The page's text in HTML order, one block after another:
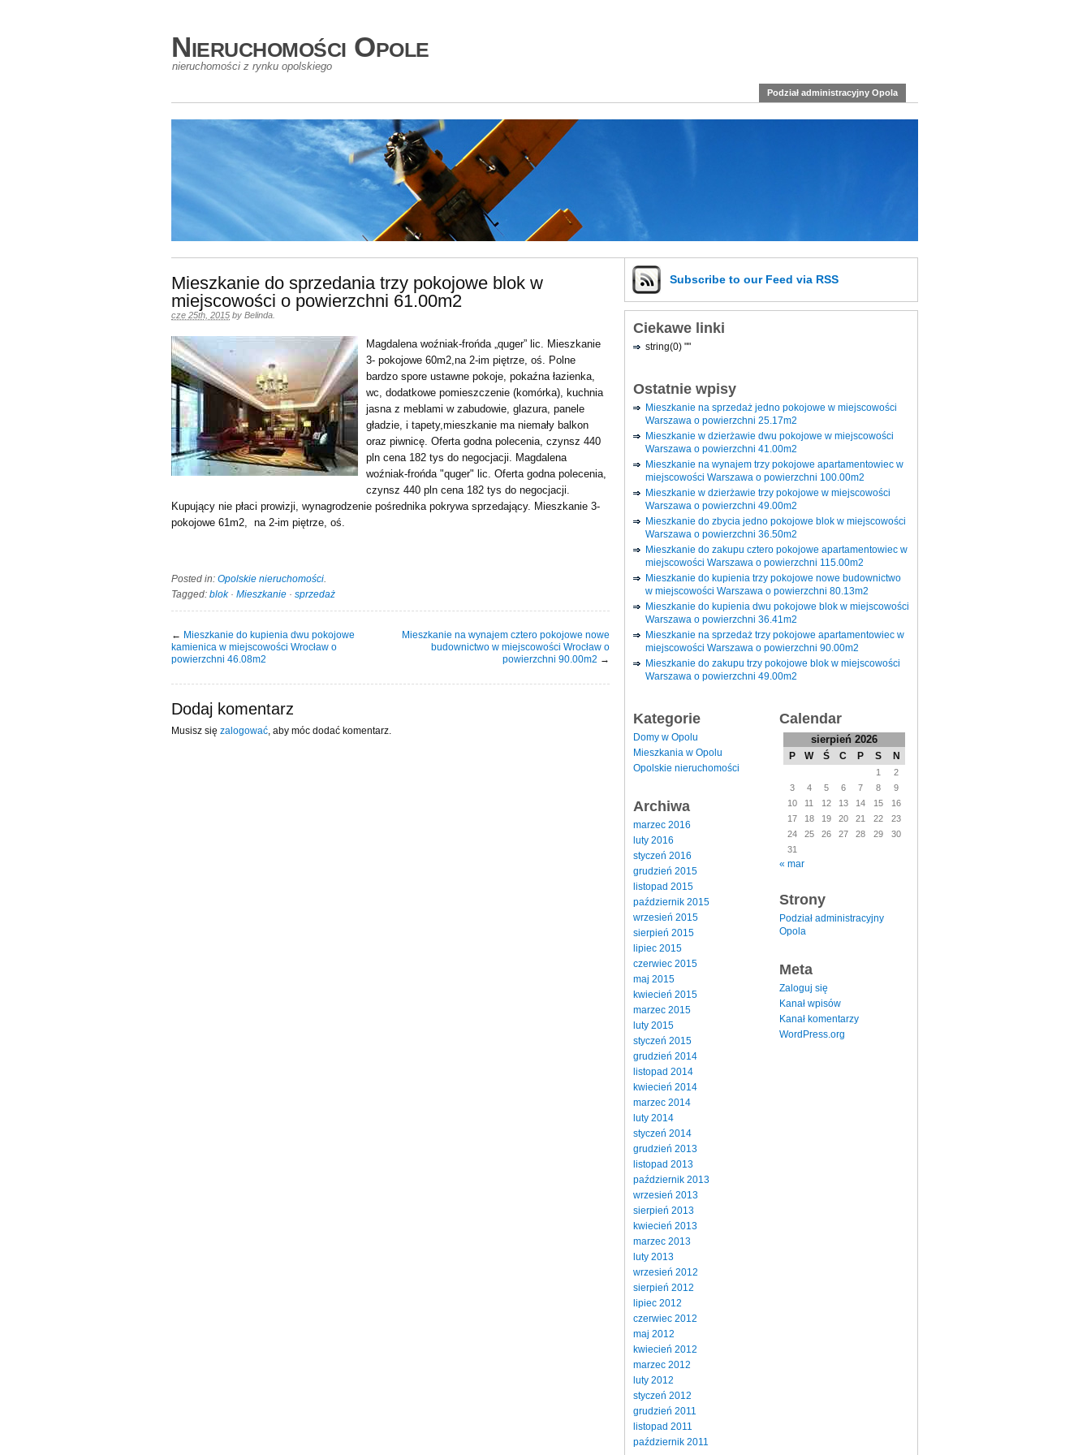
Nieruchomości Opole
nieruchomości z rynku opolskiego
Podział administracyjny Opola
Mieszkanie do sprzedania trzy pokojowe blok w
miejscowości o powierzchni 61.00m2
cze 25th, 2015 by Belinda
Magdalena woźniak-frońda „quger” lic. Mieszkanie
3- pokojowe 60m2,na 2-im piętrze, oś. Polne
bardzo spore ustawne pokoje, pokaźna łazienka,
wc, dodatkowe pomieszczenie (komórka), kuchnia
jasna z meblami w zabudowie, glazura, panele
gładzie, i tapety,mieszkanie ma niemały balkon
oraz piwnicę. Oferta godna polecenia, czynsz 440
pln cena 182 tys do negocjacji. Magdalena
woźniak-frońda "quger" lic. Oferta godna polecenia,
czynsz 440 pln cena 182 tys do negocjacji.
Kupujący nie płaci prowizji, wynagrodzenie pośrednika pokrywa sprzedający. Mieszkanie 3-
pokojowe 61m2, na 2-im piętrze, oś.
Posted in: Opolskie nieruchomości.
Tagged: blok· Mieszkanie · sprzedaż
← Mieszkanie do kupienia dwu pokojowe
kamienica w miejscowości Wrocław o
powierzchni 46.08m2
Mieszkanie na wynajem cztero pokojowe nowe
budownictwo w miejscowości Wrocław o
powierzchni 90.00m2 →
Dodaj komentarz
Musisz się zalogować , aby móc dodać komentarz.
Subscribe to our Feed via RSS
Ciekawe linki
string(0) ""
Ostatnie wpisy
Mieszkanie na sprzedaż jedno pokojowe w miejscowości
Warszawa o powierzchni 25.17m2
Mieszkanie w dzierżawie dwu pokojowe w miejscowości
Warszawa o powierzchni 41.00m2
Mieszkanie na wynajem trzy pokojowe apartamentowiec w
miejscowości Warszawa o powierzchni 100.00m2
Mieszkanie w dzierżawie trzy pokojowe w miejscowości
Warszawa o powierzchni 49.00m2
Mieszkanie do zbycia jedno pokojowe blok w miejscowości
Warszawa o powierzchni 36.50m2
Mieszkanie do zakupu cztero pokojowe apartamentowiec w
miejscowości Warszawa o powierzchni 115.00m2
Mieszkanie do kupienia trzy pokojowe nowe budownictwo
w miejscowości Warszawa o powierzchni 80.13m2
Mieszkanie do kupienia dwu pokojowe blok w miejscowości
Warszawa o powierzchni 36.41m2
Mieszkanie na sprzedaż trzy pokojowe apartamentowiec w
miejscowości Warszawa o powierzchni 90.00m2
Mieszkanie do zakupu trzy pokojowe blok w miejscowości
Warszawa o powierzchni 49.00m2
Kategorie
Domy w Opolu
Mieszkania w Opolu
Opolskie nieruchomości
Archiwa
marzec 2016
luty 2016
styczeń 2016
grudzień 2015
listopad 2015
październik 2015
wrzesień 2015
sierpień 2015
lipiec 2015
czerwiec 2015
maj 2015
kwiecień 2015
marzec 2015
luty 2015
styczeń 2015
grudzień 2014
listopad 2014
kwiecień 2014
marzec 2014
luty 2014
styczeń 2014
grudzień 2013
listopad 2013
październik 2013
wrzesień 2013
sierpień 2013
kwiecień 2013
marzec 2013
luty 2013
wrzesień 2012
sierpień 2012
lipiec 2012
czerwiec 2012
maj 2012
kwiecień 2012
marzec 2012
luty 2012
styczeń 2012
grudzień 2011
listopad 2011
październik 2011
Calendar
sierpień 2026
P W Ś C P S N
1
2
3
4 5 6 7 8
9
10
11 12 13 14 15
16
17
18 19 20 21 22
23
24
25 26 27 28 29
30
31
« mar
Strony
Podział administracyjny
Opola
Meta
Zaloguj się
Kanał wpisów
Kanał komentarzy
WordPress.org